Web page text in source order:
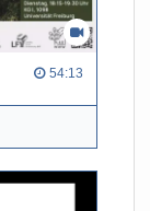
54:13